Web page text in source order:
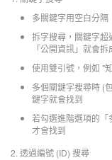
多關鍵字用空白分隔
拆字搜尋，關鍵字超
「公開資訊」就會
使用雙引號，例如 "
多個關鍵字搜尋時 (
鍵字就會找到
若勾選進階選項的
才會找到
2. 透過編號 (ID) 搜尋